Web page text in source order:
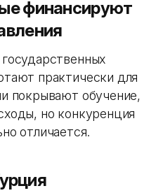
финансируют
практически для
покрывают обучение,
но конкуренция
отличается.